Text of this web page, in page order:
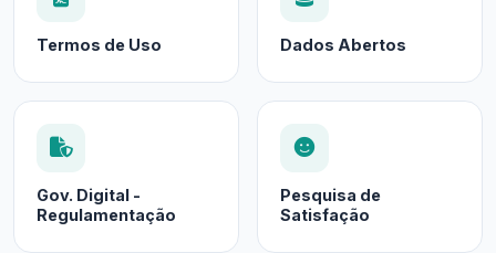
Termos de Uso Dados Abertos
Gov. Digital -
Regulamentação
Pesquisa de
Satisfação